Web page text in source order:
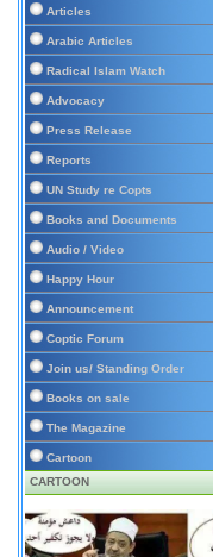
Articles
Arabic Articles
Radical Islam Watch
Advocacy
Press Release
Reports
UN Study re Copts
Books and Documents
Audio / Video
Happy Hour
Announcement
Coptic Forum
Join us/ Standing Order
Books on sale
The Magazine
Cartoon
CARTOON